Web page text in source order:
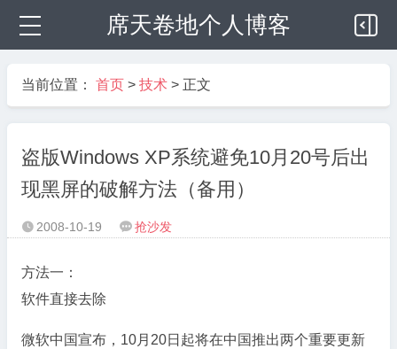
席天卷地个人博客
当前位置： 首页 > 技术 > 正文
盗版Windows XP系统避免10月20号后出
现黑屏的破解方法（备用）
 2008-10-19  抢沙发
方法一：
软件直接去除
微软中国宣布，10月20日起将在中国推出两个重要更新